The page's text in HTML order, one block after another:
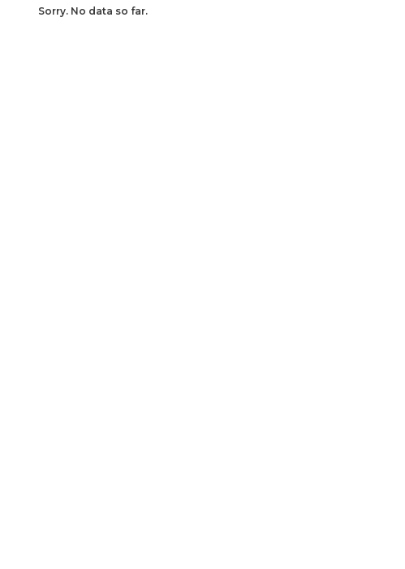
Sorry. No data so far.